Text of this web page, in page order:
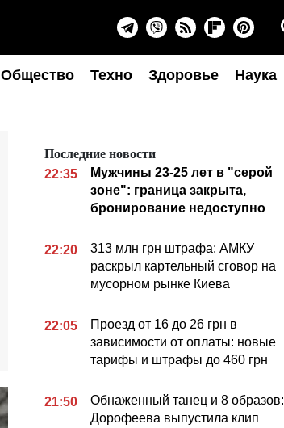
Общество Техно Здоровье Наука
Последние новости
22:35
Мужчины 23-25 лет в "серой
зоне": граница закрыта,
бронирование недоступно
22:20
313 млн грн штрафа: АМКУ
раскрыл картельный сговор на
мусорном рынке Киева
22:05
Проезд от 16 до 26 грн в
зависимости от оплаты: новые
тарифы и штрафы до 460 грн
21:50
Обнаженный танец и 8 образов:
Дорофеева выпустила клип